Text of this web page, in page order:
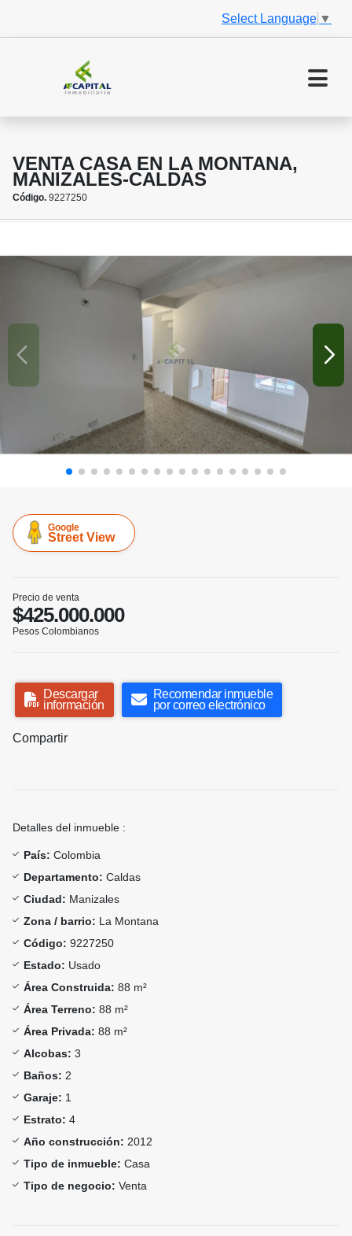
Select Language ▼
VENTA CASA EN LA MONTANA,
MANIZALES-CALDAS
Código. 9227250
Google
Street View
Precio de venta
$425.000.000
Pesos Colombianos
Descargar
información
Recomendar inmueble
por correo electrónico
Compartir
Detalles del inmueble :
País: Colombia
Departamento: Caldas
Ciudad: Manizales
Zona / barrio: La Montana
Código: 9227250
Estado: Usado
Área Construida: 88 m²
Área Terreno: 88 m²
Área Privada: 88 m²
Alcobas: 3
Baños: 2
Garaje: 1
Estrato: 4
Año construcción: 2012
Tipo de inmueble: Casa
Tipo de negocio: Venta